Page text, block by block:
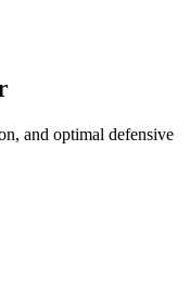
and optimal defensive